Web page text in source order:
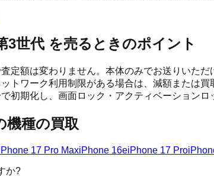
3世代を売るときのポイント
定額は変わりません。本体のみでお送りいただ
トワーク利用制限がある場合は、減額または買
初期化し、画面ロック・アクティベーションロ
機種の買取
17 Pro MaxiPhone 16eiPhone 17 Pro
か?